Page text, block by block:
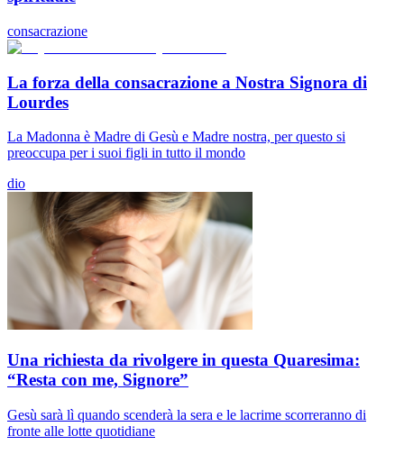
consacrazione
La forza della consacrazione a Nostra Signora di
Lourdes
La Madonna è Madre di Gesù e Madre nostra, per questo si
preoccupa per i suoi figli in tutto il mondo
dio
Una richiesta da rivolgere in questa Quaresima:
“Resta con me, Signore”
Gesù sarà lì quando scenderà la sera e le lacrime scorreranno di
fronte alle lotte quotidiane